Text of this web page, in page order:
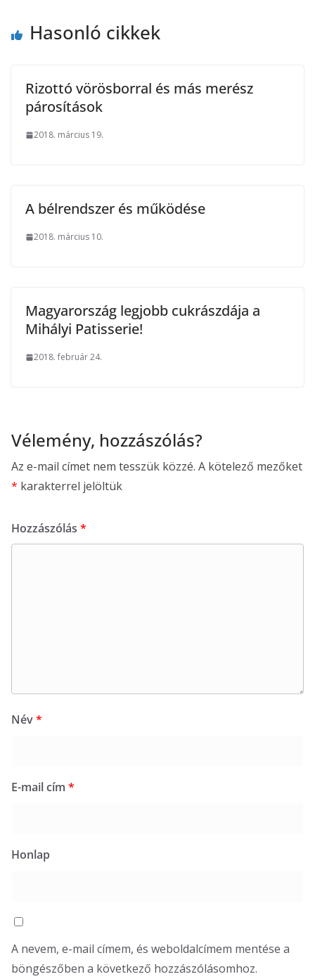
Hasonló cikkek
Rizottó vörösborral és más merész
párosítások
2018. március 19.
A bélrendszer és működése
2018. március 10.
Magyarország legjobb cukrászdája a
Mihályi Patisserie!
2018. február 24.
Vélemény, hozzászólás?
Az e-mail címet nem tesszük közzé. A kötelező mezőket
* karakterrel jelöltük
Hozzászólás *
Név*
E-mail cím *
Honlap
A nevem, e-mail címem, és weboldalcímem mentése a
böngészőben a következő hozzászólásomhoz.